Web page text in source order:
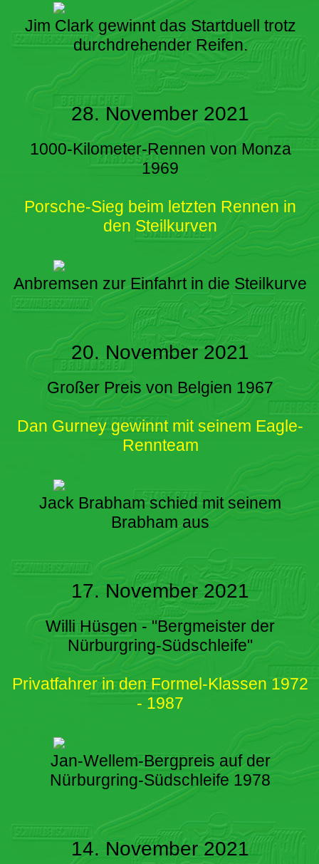
Jim Clark gewinnt das Startduell trotz
durchdrehender Reifen.
28. November 2021
1000-Kilometer-Rennen von Monza
1969
Porsche-Sieg beim letzten Rennen in
den Steilkurven
Anbremsen zur Einfahrt in die Steilkurve
20. November 2021
Großer Preis von Belgien 1967
Dan Gurney gewinnt mit seinem Eagle-
Rennteam
Jack Brabham schied mit seinem
Brabham aus
17. November 2021
Willi Hüsgen - "Bergmeister der
Nürburgring-Südschleife"
Privatfahrer in den Formel-Klassen 1972
- 1987
Jan-Wellem-Bergpreis auf der
Nürburgring-Südschleife 1978
14. November 2021